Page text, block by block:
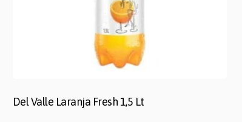
Del Valle Laranja Fresh 1,5 Lt